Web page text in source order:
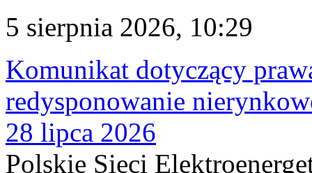
5 sierpnia 2026, 10:29
Komunikat dotyczący
redysponowanie
28 lipca 2026
Polskie Sieci